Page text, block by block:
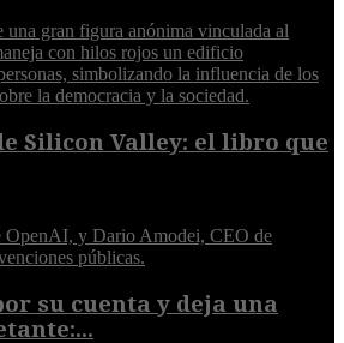
Silicon Valley: el libro que
su cuenta y deja una